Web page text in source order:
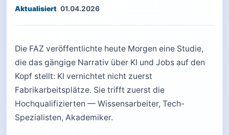
01.04.2026
Die FAZ veröffentlichte heute Morgen eine Studie,
die das gängige Narrativ über KI und Jobs auf den
Kopf stellt: KI vernichtet nicht zuerst
Fabrikarbeitsplätze. Sie trifft zuerst die
Hochqualifizierten — Wissensarbeiter, Tech-
Spezialisten, Akademiker.